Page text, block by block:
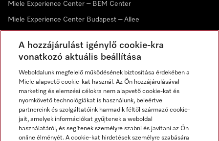
Miele Experience Center – BEM Center
Miele Experience Center Budapest – Allee
Hírlevél
A hozzájárulást igénylő cookie-kra
vonatkozó aktuális beállítása
Weboldalunk megfelelő működésének biztosítása érdekében a
Miele alapvető cookie-kat használ. Az Ön hozzájárulásával
marketing és elemzési célokra nem alapvető cookie-kat és
nyomkövető technológiákat is használunk, beleértve
partnereink és szolgáltatóink harmadik féltől származó cookie-
jait, amelyek információkat gyűjtenek a weboldal
használatáról, és segítenek személyre szabni és javítani az Ön
online élményét. A cookie-kat hirdetések személyre szabására